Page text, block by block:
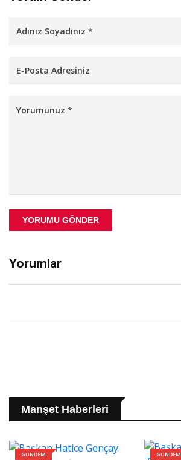
YORUMU GÖNDER
Yorumlar
Manşet Haberleri
GÜNDEM GÜNDEM